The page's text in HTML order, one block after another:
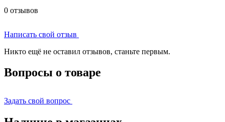
0 отзывов
Написать свой отзыв
Никто ещё не оставил отзывов, станьте первым.
Вопросы о товаре
Задать свой вопрос